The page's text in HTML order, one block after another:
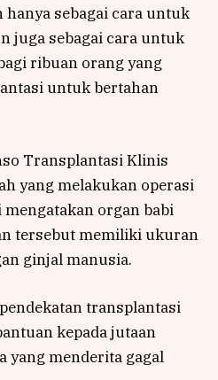
hanya sebagai cara untuk
juga sebagai cara untuk
ribuan orang yang
untuk bertahan
Transplantasi Klinis
yang melakukan operasi
organ babi
tersebut memiliki ukuran
ginjal manusia.
transplantasi
kepada jutaan
yang menderita gagal